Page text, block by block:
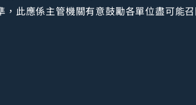
此應係主管機關有意鼓勵各單位盡可能